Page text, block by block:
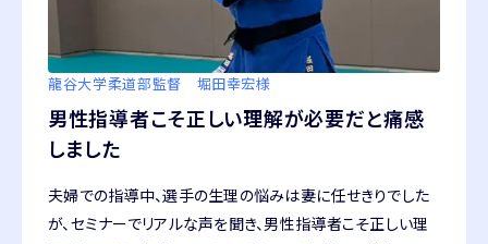
龍谷大学柔道部監督 堀田幸宏様
男性指導者こそ正しい理解が必要だと痛感
しました
夫婦での指導中、選手の生理の悩みは妻に任せきりでした
が、セミナーでリアルな声を聞き、男性指導者こそ正しい理